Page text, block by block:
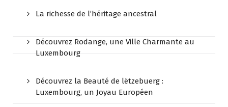
La richesse de l’héritage ancestral
Découvrez Rodange, une Ville Charmante au
Luxembourg
Découvrez la Beauté de lëtzebuerg :
Luxembourg, un Joyau Européen